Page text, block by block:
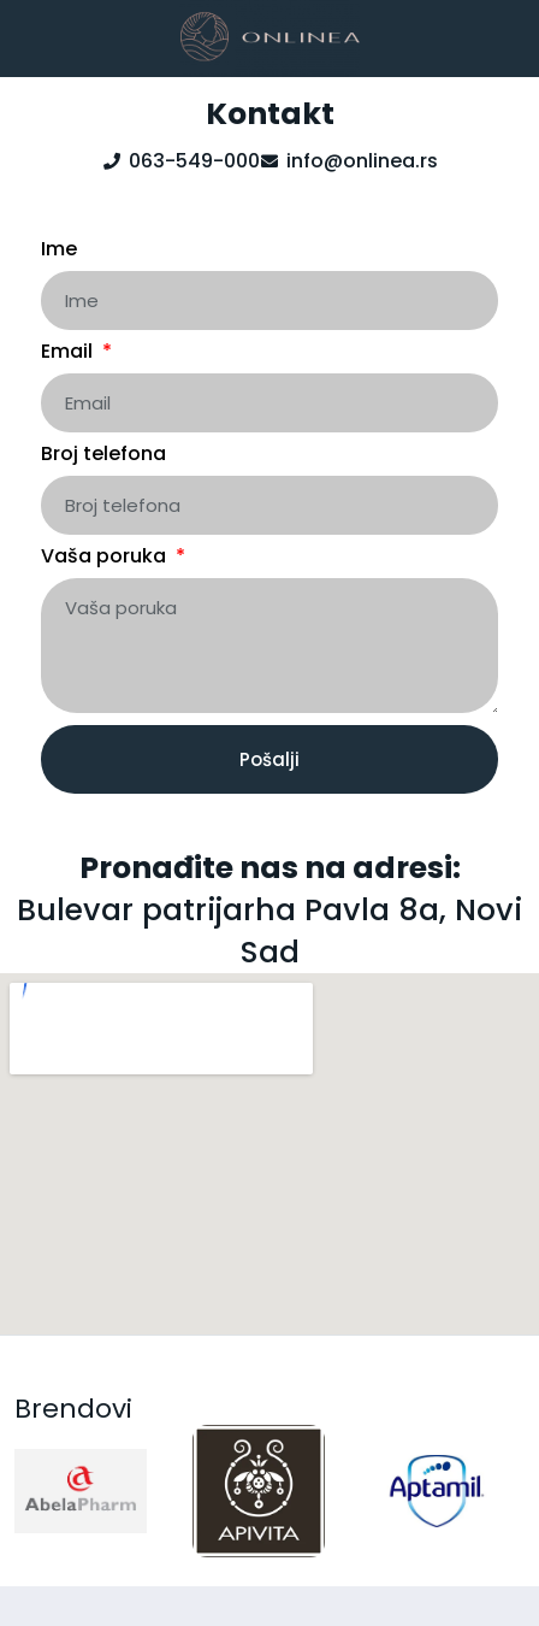
Kontakt
063-549-000 info@onlinea.rs
Ime
Email
Broj telefona
Vaša poruka
Pošalji
Pronađite nas na adresi:
Bulevar patrijarha Pavla 8a, Novi
Sad
Brendovi